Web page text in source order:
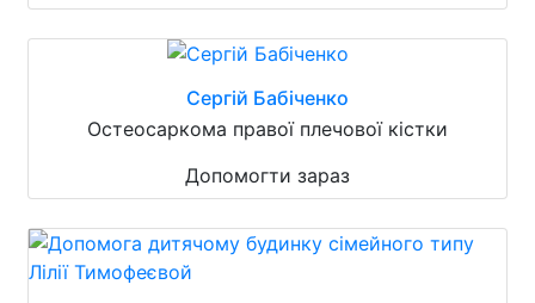
Сергій Бабіченко
Остеосаркома правої плечової кістки
Допомогти зараз